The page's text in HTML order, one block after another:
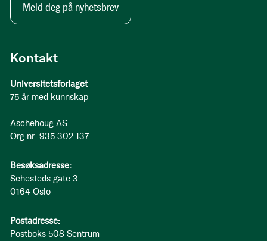
Kontakt
Universitetsforlaget
75 år med kunnskap
Aschehoug AS
Org.nr: 935 302 137
Besøksadresse:
Sehesteds gate 3
0164 Oslo
Postadresse:
Postboks 508 Sentrum
Meld deg på nyhetsbrev